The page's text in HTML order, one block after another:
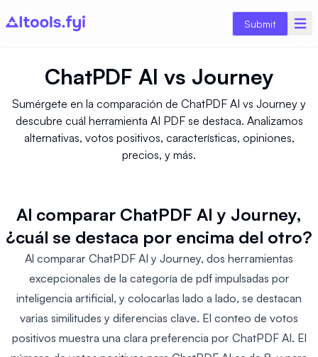
Submit
ChatPDF AI vs Journey
Sumérgete en la comparación de ChatPDF AI vs Journey y
descubre cuál herramienta AI PDF se destaca. Analizamos
alternativas, votos positivos, características, opiniones,
precios, y más.
Al comparar ChatPDF AI y Journey,
¿cuál se destaca por encima del otro?
Al comparar ChatPDF AI y Journey, dos herramientas
excepcionales de la categoría de pdf impulsadas por
inteligencia artificial, y colocarlas lado a lado, se destacan
varias similitudes y diferencias clave. El conteo de votos
positivos muestra una clara preferencia por ChatPDF AI. El